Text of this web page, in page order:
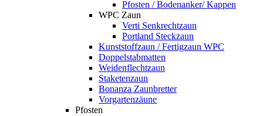
Pfosten / Bodenanker/ Kappen
WPC Zaun
Verti Senkrechtzaun
Portland Steckzaun
Kunststoffzaun / Fertigzaun WPC
Doppelstabmatten
Weidenflechtzaun
Staketenzaun
Bonanza Zaunbretter
Vorgartenzäune
Pfosten